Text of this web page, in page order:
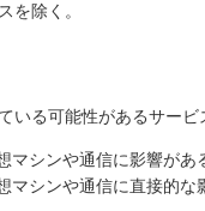
を除く。
いる可能性があるサー
マシンや通信に影響が
マシンや通信に直接的